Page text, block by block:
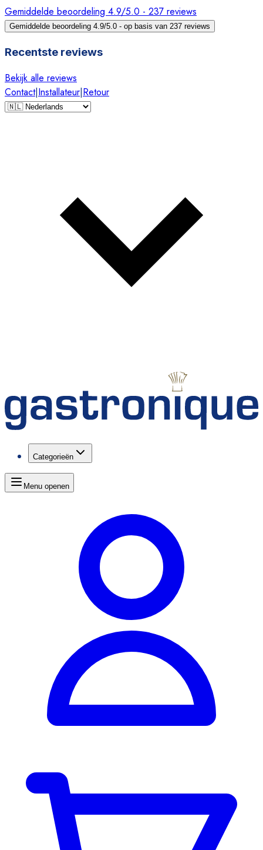
Gemiddelde beoordeling 4.9/5.0 - 237 reviews
Gemiddelde beoordeling 4.9/5.0 - op basis van 237 reviews
Recentste reviews
Bekijk alle reviews
Contact|Installateur|Retour
Categorieën
Menu openen